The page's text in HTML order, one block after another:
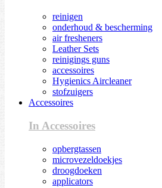
reinigen
onderhoud & bescherming
air fresheners
Leather Sets
reinigings guns
accessoires
Hygienics Aircleaner
stofzuigers
Accessoires
In Accessoires
opbergtassen
microvezeldoekjes
droogdoeken
applicators